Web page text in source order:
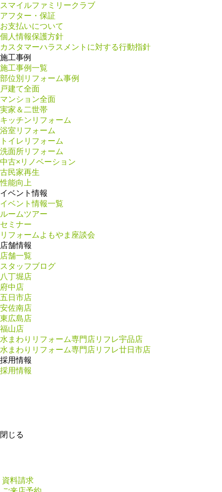
スマイルファミリークラブ
アフター・保証
お支払いについて
個人情報保護方針
カスタマーハラスメントに対する行動指針
施工事例
施工事例一覧
部位別リフォーム事例
戸建て全面
マンション全面
実家＆二世帯
キッチンリフォーム
浴室リフォーム
トイレリフォーム
洗面所リフォーム
中古×リノベーション
古民家再生
性能向上
イベント情報
イベント情報一覧
ルームツアー
セミナー
リフォームよもやま座談会
店舗情報
店舗一覧
スタッフブログ
八丁堀店
府中店
五日市店
安佐南店
東広島店
福山店
水まわりリフォーム専門店リフレ宇品店
水まわりリフォーム専門店リフレ廿日市店
採用情報
採用情報
閉じる
資料請求